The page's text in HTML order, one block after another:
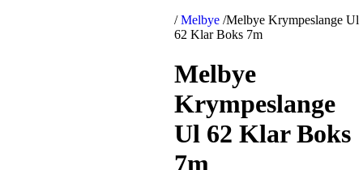
/ Melbye /Melbye Krympeslange Ul
62 Klar Boks 7m
Melbye
Krympeslange
Ul 62 Klar Boks
7m